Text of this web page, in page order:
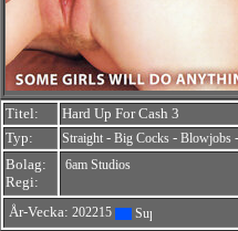
Titel:
Hard Up For Cash 3
Typ:
Straight - Big Cocks - Blowjobs -
Bolag:
Regi:
6am Studios
År-Vecka: 202215